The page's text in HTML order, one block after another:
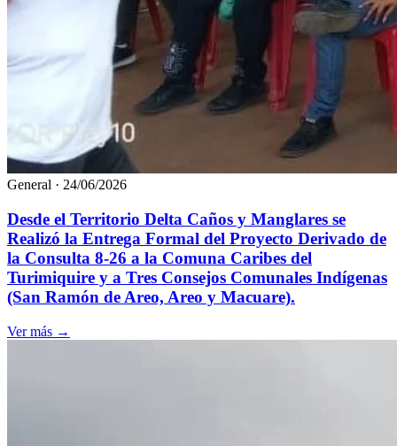
General · 24/06/2026
Desde el Territorio Delta Caños y Manglares se
Realizó la Entrega Formal del Proyecto Derivado de
la Consulta 8-26 a la Comuna Caribes del
Turimiquire y a Tres Consejos Comunales Indígenas
(San Ramón de Areo, Areo y Macuare).
Ver más →